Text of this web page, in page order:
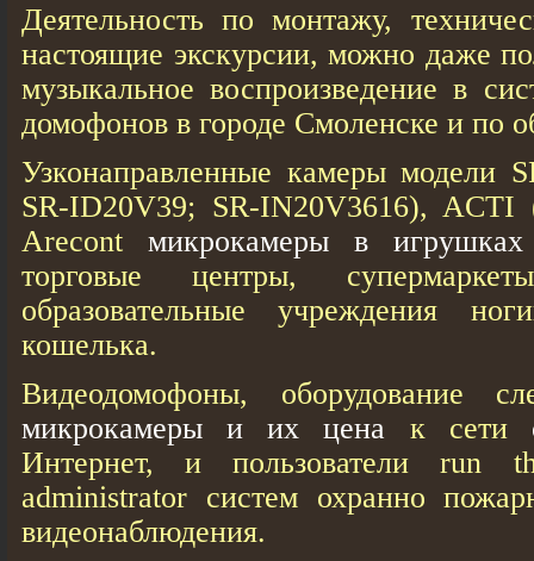
Деятельность по монтажу,
настоящие экскурсии, можно даже
музыкальное воспроизведение в
домофонов в городе Смоленске и по
Узконаправленные камеры модели
SR-ID20V39; SR-IN20V3616),
Arecont микрокамеры в игрушках
торговые центры,
образовательные учреждения
кошелька.
Видеодомофоны, оборудование
микрокамеры и их цена к сети
Интернет, и пользователи run
administrator систем охранно
видеонаблюдения.